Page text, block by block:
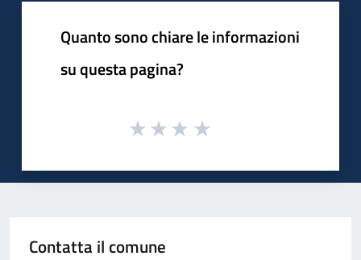
Quanto sono chiare le informazioni
su questa pagina?
Contatta il comune